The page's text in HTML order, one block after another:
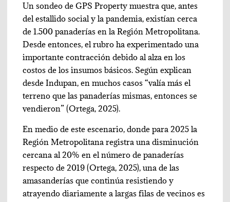
Un sondeo de GPS Property muestra que, antes
del estallido social y la pandemia, existían cerca
de 1.500 panaderías en la Región Metropolitana.
Desde entonces, el rubro ha experimentado una
importante contracción debido al alza en los
costos de los insumos básicos. Según explican
desde Indupan, en muchos casos “valía más el
terreno que las panaderías mismas, entonces se
vendieron” (Ortega, 2025).
En medio de este escenario, donde para 2025 la
Región Metropolitana registra una disminución
cercana al 20% en el número de panaderías
respecto de 2019 (Ortega, 2025), una de las
amasanderías que continúa resistiendo y
atrayendo diariamente a largas filas de vecinos es